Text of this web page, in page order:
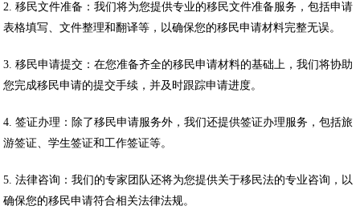
2. 移民文件准备：我们将为您提供专业的移民文件准备服务，包括申请
表格填写、文件整理和翻译等，以确保您的移民申请材料完整无误。
3. 移民申请提交：在您准备齐全的移民申请材料的基础上，我们将协助
您完成移民申请的提交手续，并及时跟踪申请进度。
4. 签证办理：除了移民申请服务外，我们还提供签证办理服务，包括旅
游签证、学生签证和工作签证等。
5. 法律咨询：我们的专家团队还将为您提供关于移民法的专业咨询，以
确保您的移民申请符合相关法律法规。